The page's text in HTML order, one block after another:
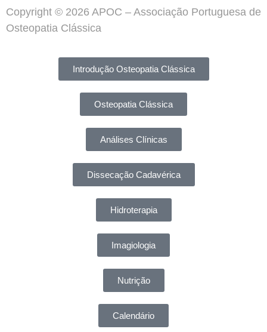
Copyright © 2026 APOC – Associação Portuguesa de
Osteopatia Clássica
Introdução Osteopatia Clássica
Osteopatia Clássica
Análises Clínicas
Dissecação Cadavérica
Hidroterapia
Imagiologia
Nutrição
Calendário